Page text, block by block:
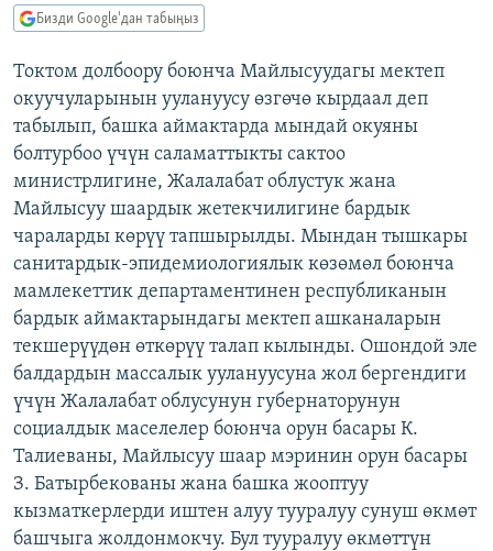
ДАНИСТЕ
ЭЖЕ-СИҢДИЛЕР
АЗАТТЫК+
ЫҢГАЙСЫЗ СУРООЛОР
ОНЛАЙН ШЕРИНЕ
ЭЕ/АРнун бардык сайттары
Бизди Google'дан табыңыз
Токтом долбоору боюнча Майлысуудагы мектеп
окуучуларынын уулануусу өзгөчө кырдаал деп
табылып, башка аймактарда мындай окуяны
болтурбоо үчүн саламаттыкты сактоо
министрлигине, Жалалабат облустук жана
Майлысуу шаардык жетекчилигине бардык
чараларды көрүү тапшырылды. Мындан тышкары
санитардык-эпидемиологиялык көзөмөл боюнча
мамлекеттик департаментинен республиканын
бардык аймактарындагы мектеп ашканаларын
текшерүүдөн өткөрүү талап кылынды. Ошондой эле
балдардын массалык уулануусуна жол бергендиги
үчүн Жалалабат облусунун губернаторунун
социалдык маселелер боюнча орун басары К.
Талиеваны, Майлысуу шаар мэринин орун басары
З. Батырбекованы жана башка жооптуу
кызматкерлерди иштен алуу тууралуу сунуш өкмөт
башчыга жолдонмокчу. Бул тууралуу өкмөттүн